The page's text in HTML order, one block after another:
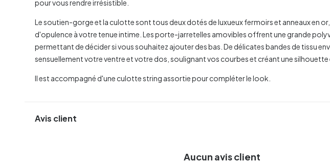
pour vous rendre irrésistible.
Le soutien-gorge et la culotte sont tous deux dotés de luxueux fermoirs et anneaux en
d'opulence à votre tenue intime. Les porte-jarretelles amovibles offrent une grande
permettant de décider si vous souhaitez ajouter des bas. De délicates bandes de tissu
sensuellement votre ventre et votre dos, soulignant vos courbes et créant une silhouette
Il est accompagné d'une culotte string assortie pour compléter le look.
Avis client
Aucun avis client